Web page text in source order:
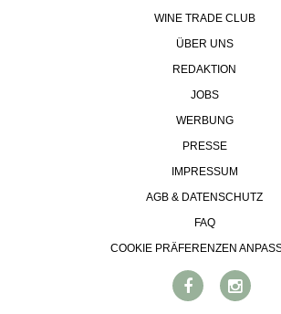
WINE TRADE CLUB
ÜBER UNS
REDAKTION
JOBS
WERBUNG
PRESSE
IMPRESSUM
AGB & DATENSCHUTZ
FAQ
COOKIE PRÄFERENZEN